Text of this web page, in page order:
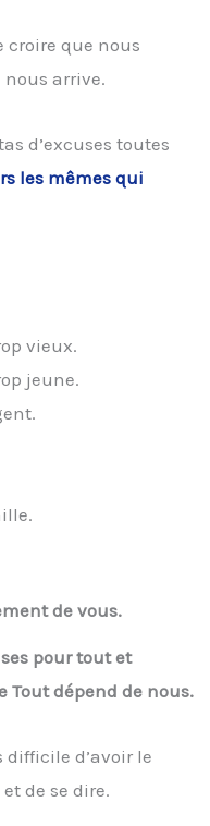
croire que nous
nous arrive.
d’excuses toutes
les mêmes qui
vieux.
jeune.
de vous.
pour tout et
Tout dépend de nous.
d’avoir le
de se dire.